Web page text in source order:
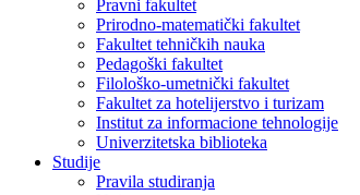
Pravni fakultet
Prirodno-matematički fakultet
Fakultet tehničkih nauka
Pedagoški fakultet
Filološko-umetnički fakultet
Fakultet za hotelijerstvo i turizam
Institut za informacione tehnologije
Univerzitetska biblioteka
Studije
Pravila studiranja